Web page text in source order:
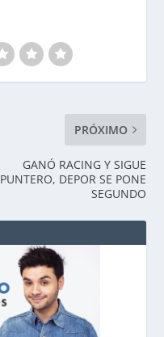
PRÓXIMO
GANÓ RACING Y SIGUE
PUNTERO, DEPOR SE PONE
SEGUNDO